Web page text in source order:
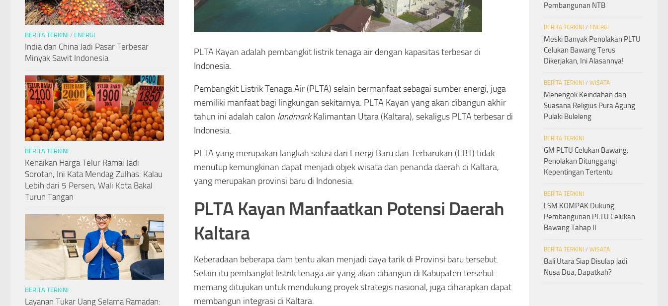
PLTA Kayan adalah pembangkit listrik tenaga air dengan kapasitas terbesar di
Indonesia.
Pembangkit Listrik Tenaga Air (PLTA) selain bermanfaat sebagai sumber energi, juga
memiliki manfaat bagi lingkungan sekitarnya. PLTA Kayan yang akan dibangun akhir
tahun ini adalah calon landmarkKalimantan Utara (Kaltara), sekaligus PLTA terbesar di
Indonesia.
PLTA yang merupakan langkah solusi dari Energi Baru dan Terbarukan (EBT) tidak
menutup kemungkinan dapat menjadi objek wisata dan penanda daerah di Kaltara,
yang merupakan provinsi baru di Indonesia.
PLTA Kayan Manfaatkan Potensi Daerah
Kaltara
Keberadaan beberapa dam tentu akan menjadi daya tarik di Provinsi baru tersebut.
Selain itu pembangkit listrik tenaga air yang akan dibangun di Kabupaten tersebut
memang ditujukan untuk mendukung proyek strategis nasional, juga diharapkan dapat
membangun integrasi di Kaltara.
BERITA TERKINI / ENERGI
India dan China Jadi Pasar Terbesar
Minyak Sawit Indonesia
BERITA TERKINI
Kenaikan Harga Telur Ramai Jadi
Sorotan, Ini Kata Mendag Zulhas: Kalau
Lebih dari 5 Persen, Wali Kota Bakal
Turun Tangan
BERITA TERKINI
Layanan Tukar Uang Selama Ramadan:
Pembangunan NTB
BERITA TERKINI / ENERGI
Meski Banyak Penolakan PLTU
Celukan Bawang Terus
Dikerjakan, Ini Alasannya!
BERITA TERKINI / WISATA
Menengok Keindahan dan
Suasana Religius Pura Agung
Pulaki Buleleng
BERITA TERKINI
GM PLTU Celukan Bawang:
Penolakan Ditunggangi
Kepentingan Tertentu
BERITA TERKINI
LSM KOMPAK Dukung
Pembangunan PLTU Celukan
Bawang Tahap II
BERITA TERKINI / WISATA
Bali Utara Siap Disulap Jadi
Nusa Dua, Dapatkah?